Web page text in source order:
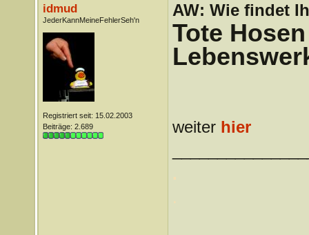
idmud
JederKannMeineFehlerSeh'n
Registriert seit: 15.02.2003
Beiträge: 2.689
AW: Wie findet
Tote
weiter hier